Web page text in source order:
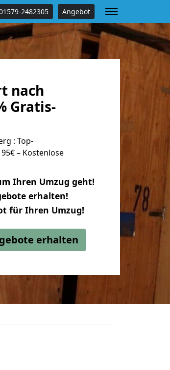
2482305 Angebot
nach
Gratis-
: Top-
– Kostenlose
Ihren Umzug geht!
erhalten!
für Ihren Umzug!
erhalten